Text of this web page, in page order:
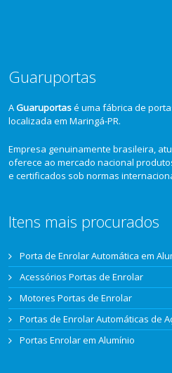
Guaruportas
AGuaruportasé uma fábrica de
localizada em Maringá-PR.
Empresa genuinamente brasileira,
oferece ao mercado nacional
e certificados sob normas
Itens mais procurados
Porta de Enrolar Automática em
Acessórios Portas de Enrolar
Motores Portas de Enrolar
Portas de Enrolar Automáticas de
Portas Enrolar em Alumínio